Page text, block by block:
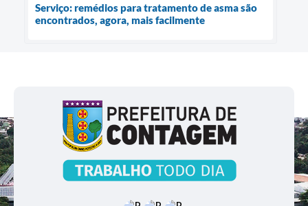
Serviço: remédios para tratamento de asma são
encontrados, agora, mais facilmente